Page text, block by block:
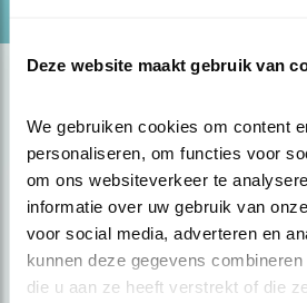
Deze website maakt gebruik van
We gebruiken cookies om content
personaliseren, om functies voor
om ons websiteverkeer te
informatie over uw gebruik van
voor social media, adverteren en
kunnen deze gegevens
die u aan ze heeft verstrekt of die
Op de hoogte blijven?
Meld je aan en ontvang nieuws,